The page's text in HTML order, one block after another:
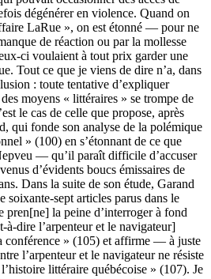
dégénérer en violence. Quand on
LaRue », on est étonné — pour ne
de réaction ou par la mollesse
ci voulaient à tout prix garder une
Tout ce que je viens de dire n’a, dans
: toute tentative d’expliquer
moyens « littéraires » se trompe de
le cas de celle que propose, après
qui fonde son analyse de la polémique
» (100) en s’étonnant de ce que
— qu’il paraît difficile d’accuser
d’évidents boucs émissaires de
Dans la suite de son étude, Garand
soixante-sept articles parus dans le
pren[ne] la peine d’interroger à fond
à-dire l’arpenteur et le navigateur]
conférence » (105) et affirme — à juste
l’arpenteur et le navigateur ne résiste
littéraire québécoise » (107). Je